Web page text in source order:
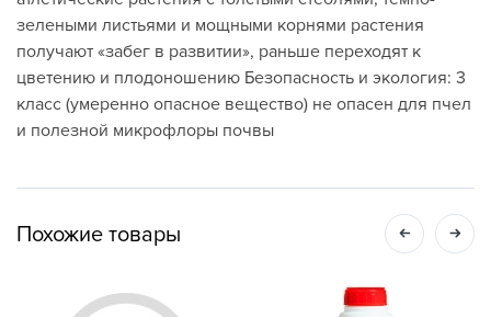
зелеными листьями и мощными корнями растения
получают «забег в развитии», раньше переходят к
цветению и плодоношению Безопасность и экология: 3
класс (умеренно опасное вещество) не опасен для пчел
и полезной микрофлоры почвы
Похожие товары